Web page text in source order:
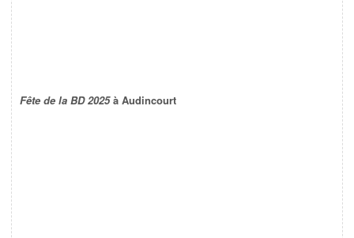
Fête de la BD 2025à Audincourt